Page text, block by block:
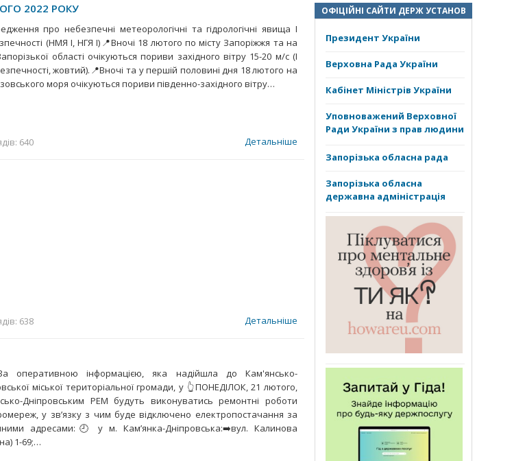
2022 РОКУ
про небезпечні метеорологічні та гідрологічні явища І
(НМЯ І, НГЯ І)📍Вночі 18 лютого по місту Запоріжжя та на
області очікуються пориви західного вітру 15-20 м/с (І
жовтий).📍Вночі та у першій половині дня 18 лютого на
моря очікуються пориви південно-західного вітру…
640 Детальніше
638 Детальніше
інформацією, яка надійшла до Кам'янсько-
міської територіальної громади, у 👆ПОНЕДІЛОК, 21 лютого,
Дніпровським РЕМ будуть виконуватись ремонтні роботи
у зв’язку з чим буде відключено електропостачання за
адресами:🕘 у м. Кам’янка-Дніпровська:➡️вул. Калинова
1-69;…
ОФІЦІЙНІ САЙТИ ДЕРЖ УСТАНОВ
Президент України
Верховна Рада України
Кабінет Міністрів України
Уповноважений Верховної
Ради України з прав людини
Запорізька обласна рада
Запорізька обласна
державна адміністрація